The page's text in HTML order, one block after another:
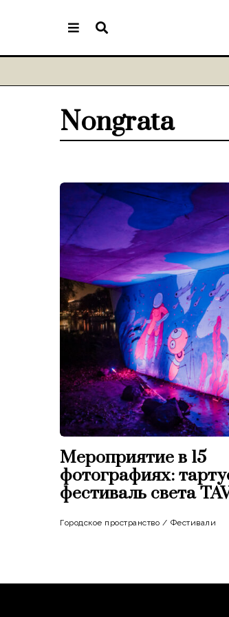
Nongrata
Мероприятие в 15
фотографиях:
фестиваль света
Городское пространство / Фестивали